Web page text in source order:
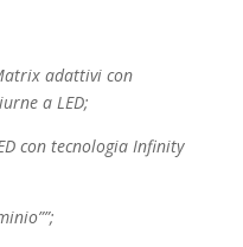
adattivi con
a LED;
con tecnologia Infinity